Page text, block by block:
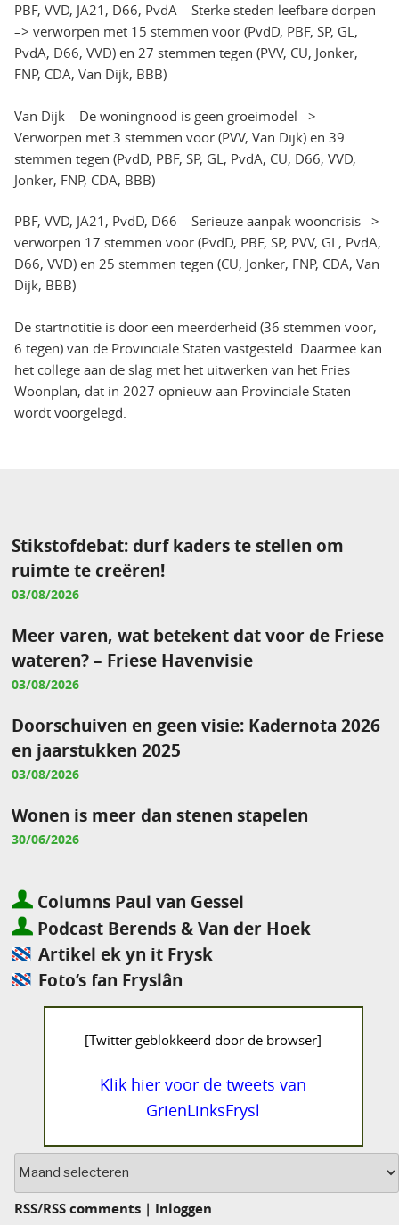
PBF, VVD, JA21, D66, PvdA – Sterke steden leefbare dorpen
–> verworpen met 15 stemmen voor (PvdD, PBF, SP, GL,
PvdA, D66, VVD) en 27 stemmen tegen (PVV, CU, Jonker,
FNP, CDA, Van Dijk, BBB)
Van Dijk – De woningnood is geen groeimodel –>
Verworpen met 3 stemmen voor (PVV, Van Dijk) en 39
stemmen tegen (PvdD, PBF, SP, GL, PvdA, CU, D66, VVD,
Jonker, FNP, CDA, BBB)
PBF, VVD, JA21, PvdD, D66 – Serieuze aanpak wooncrisis –>
verworpen 17 stemmen voor (PvdD, PBF, SP, PVV, GL, PvdA,
D66, VVD) en 25 stemmen tegen (CU, Jonker, FNP, CDA, Van
Dijk, BBB)
De startnotitie is door een meerderheid (36 stemmen voor,
6 tegen) van de Provinciale Staten vastgesteld. Daarmee kan
het college aan de slag met het uitwerken van het Fries
Woonplan, dat in 2027 opnieuw aan Provinciale Staten
wordt voorgelegd.
Stikstofdebat: durf kaders te stellen om
ruimte te creëren!
03/08/2026
Meer varen, wat betekent dat voor de Friese
wateren? – Friese Havenvisie
03/08/2026
Doorschuiven en geen visie: Kadernota 2026
en jaarstukken 2025
03/08/2026
Wonen is meer dan stenen stapelen
30/06/2026
Columns Paul van Gessel
Podcast Berends & Van der Hoek
Artikel ek yn it Frysk
Foto’s fan Fryslân
[Twitter geblokkeerd door de browser]
Klik hier voor de tweets van
GrienLinksFrysl
RSS/RSS comments | Inloggen